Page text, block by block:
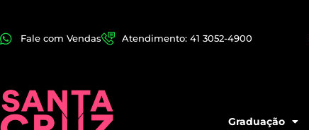
Fale com Vendas Atendimento: 41 3052-4900
Graduação